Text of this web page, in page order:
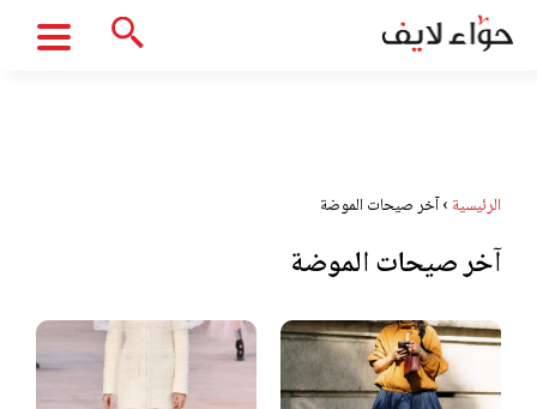
الرئيسية ›آخر صيحات الموضة
آخر صيحات الموضة